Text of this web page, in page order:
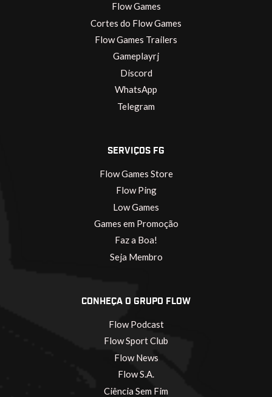
Flow Games
Cortes do Flow Games
Flow Games Trailers
Gameplayrj
Discord
WhatsApp
Telegram
SERVIÇOS FG
Flow Games Store
Flow Ping
Low Games
Games em Promoção
Faz a Boa!
Seja Membro
CONHEÇA O GRUPO FLOW
Flow Podcast
Flow Sport Club
Flow News
Flow S.A.
Ciência Sem Fim